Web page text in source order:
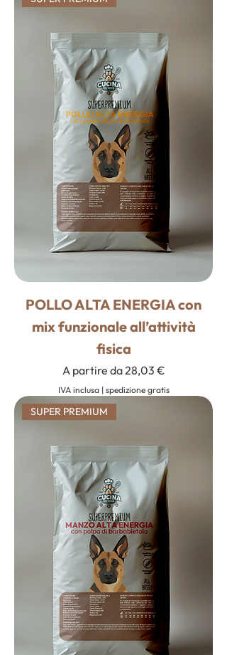
POLLO ALTA ENERGIA con
mix funzionale all’attività
fisica
A partire da28,03 €
Prezzo scontato
IVA inclusa| spedizione gratis
SUPER PREMIUM